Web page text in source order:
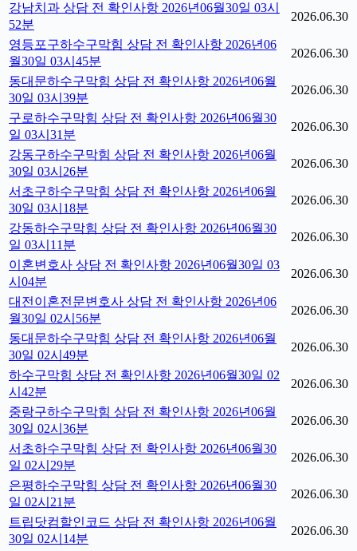
강남치과 상담 전 확인사항 2026년06월30일 03시
52분
2026.06.30
영등포구하수구막힘 상담 전 확인사항 2026년06
월30일 03시45분
2026.06.30
동대문하수구막힘 상담 전 확인사항 2026년06월
30일 03시39분
2026.06.30
구로하수구막힘 상담 전 확인사항 2026년06월30
일 03시31분
2026.06.30
강동구하수구막힘 상담 전 확인사항 2026년06월
30일 03시26분
2026.06.30
서초구하수구막힘 상담 전 확인사항 2026년06월
30일 03시18분
2026.06.30
강동하수구막힘 상담 전 확인사항 2026년06월30
일 03시11분
2026.06.30
이혼변호사 상담 전 확인사항 2026년06월30일 03
시04분
2026.06.30
대전이혼전문변호사 상담 전 확인사항 2026년06
월30일 02시56분
2026.06.30
동대문하수구막힘 상담 전 확인사항 2026년06월
30일 02시49분
2026.06.30
하수구막힘 상담 전 확인사항 2026년06월30일 02
시42분
2026.06.30
중랑구하수구막힘 상담 전 확인사항 2026년06월
30일 02시36분
2026.06.30
서초하수구막힘 상담 전 확인사항 2026년06월30
일 02시29분
2026.06.30
은평하수구막힘 상담 전 확인사항 2026년06월30
일 02시21분
2026.06.30
트립닷컴할인코드 상담 전 확인사항 2026년06월
30일 02시14분
2026.06.30